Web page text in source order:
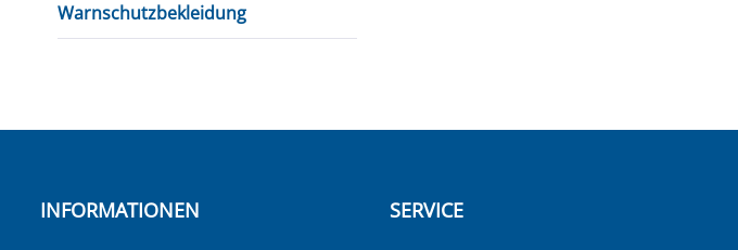
Warnschutzbekleidung
INFORMATIONEN SERVICE